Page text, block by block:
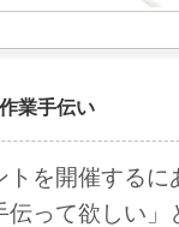
業手伝い
トを開催する
伝って欲しい